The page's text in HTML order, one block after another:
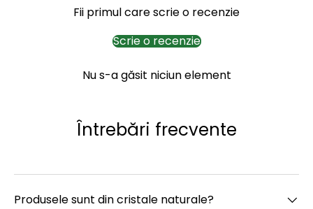
Fii primul care scrie o recenzie
Scrie o recenzie
Nu s-a găsit niciun element
Întrebări frecvente
Produsele sunt din cristale naturale?